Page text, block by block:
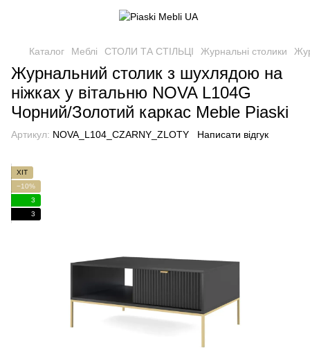
Каталог Меблі СТОЛИ ТА СТІЛЬЦІ Журнальні столики
Журнальний столик з шухлядою на
ніжках у вітальню NOVA L104G
Чорний/Золотий каркас Meble Piaski
Артикул: NOVA_L104_CZARNY_ZLOTY Написати відгук
ХІТ
−10%
3
3